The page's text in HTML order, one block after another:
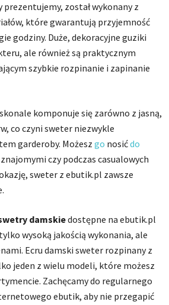
został wykonany z
które gwarantują przyjemność
godziny. Duże, dekoracyjne guziki
ale również są praktycznym
szybkie rozpinanie i zapinanie
komponuje się zarówno z jasną,
co czyni sweter niezwykle
garderoby. Możesz go nosićdo
czy podczas casualowych
sweter z ebutik.pl zawsze
damskiedostępne na ebutik.pl
wysoką jakością wykonania, ale
Ecru damski sweter rozpinany z
jeden z wielu modeli, które możesz
Zachęcamy do regularnego
ebutik, aby nie przegapić